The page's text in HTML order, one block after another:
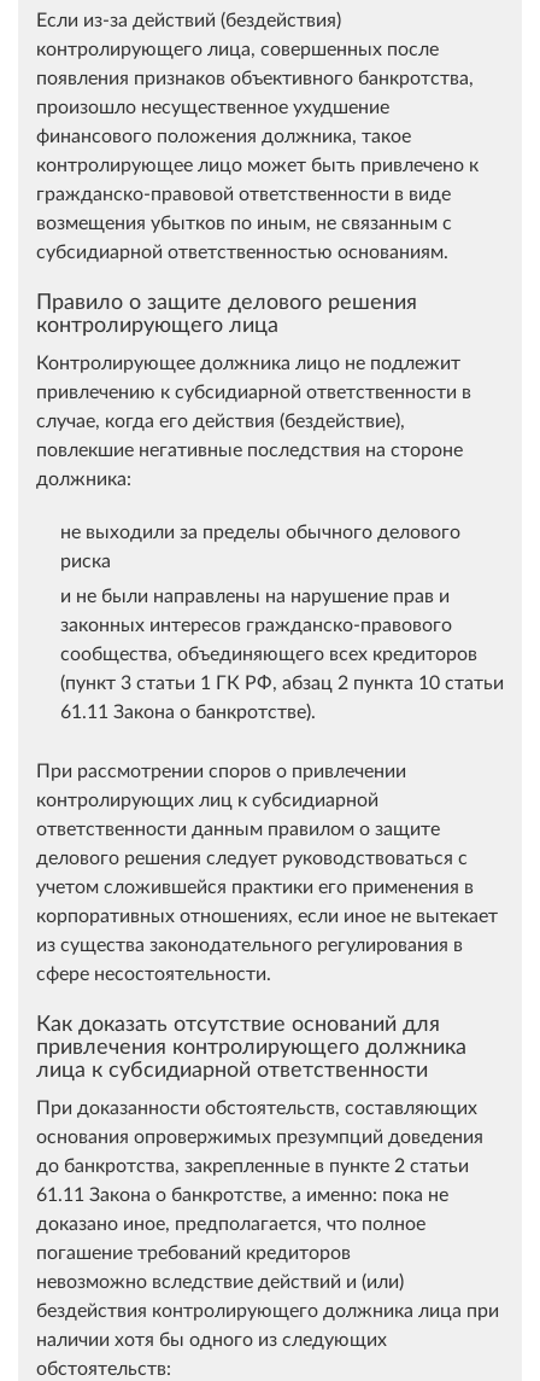
Если из-за действий (бездействия)
контролирующего лица, совершенных после
появления признаков объективного банкротства,
произошло несущественное ухудшение
финансового положения должника, такое
контролирующее лицо может быть привлечено к
гражданско-правовой ответственности в виде
возмещения убытков по иным, не связанным с
субсидиарной ответственностью основаниям.
Правило о защите делового решения
контролирующего лица
Контролирующее должника лицо не подлежит
привлечению к субсидиарной ответственности в
случае, когда его действия (бездействие),
повлекшие негативные последствия на стороне
должника:
не выходили за пределы обычного делового
риска
и не были направлены на нарушение прав и
законных интересов гражданско-правового
сообщества, объединяющего всех кредиторов
(пункт 3 статьи 1 ГК РФ, абзац 2 пункта 10 статьи
61.11 Закона о банкротстве).
При рассмотрении споров о привлечении
контролирующих лиц к субсидиарной
ответственности данным правилом о защите
делового решения следует руководствоваться с
учетом сложившейся практики его применения в
корпоративных отношениях, если иное не вытекает
из существа законодательного регулирования в
сфере несостоятельности.
Как доказать отсутствие оснований для
привлечения контролирующего должника
лица к субсидиарной ответственности
При доказанности обстоятельств, составляющих
основания опровержимых презумпций доведения
до банкротства, закрепленные в пункте 2 статьи
61.11 Закона о банкротстве, а именно: пока не
доказано иное, предполагается, что полное
погашение требований кредиторов
невозможно вследствие действий и (или)
бездействия контролирующего должника лица при
наличии хотя бы одного из следующих
обстоятельств: